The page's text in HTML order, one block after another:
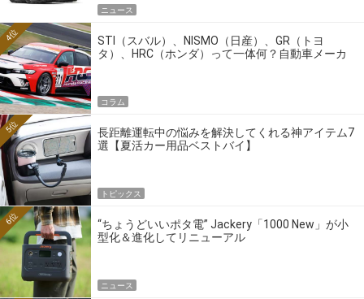
ニュース
STI（スバル）、NISMO（日産）、GR（トヨ
タ）、HRC（ホンダ）って一体何？自動車メーカ
4位
コラム
長距離運転中の悩みを解決してくれる神アイテム7
選【夏活カー用品ベストバイ】
5位
トピックス
“ちょうどいいポタ電” Jackery「1000 New」が小
型化＆進化してリニューアル
6位
ニュース